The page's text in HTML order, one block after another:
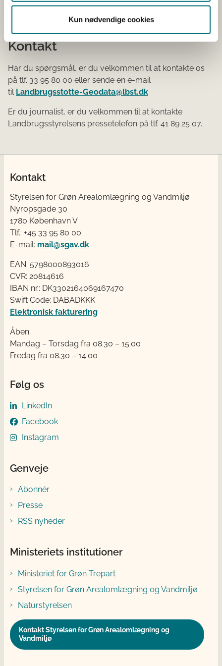
Kun nødvendige cookies
Kontakt
Har du spørgsmål, er du velkommen til at kontakte os
på tlf. 33 95 80 00 eller sende en e-mail
til Landbrugsstotte-Geodata@lbst.dk
Er du journalist, er du velkommen til at kontakte
Landbrugsstyrelsens pressetelefon på tlf. 41 89 25 07.
Kontakt
Styrelsen for Grøn Arealomlægning og Vandmiljø
Nyropsgade 30
1780 København V
Tlf.: +45 33 95 80 00
E-mail: mail@sgav.dk
EAN: 5798000893016
CVR: 20814616
IBAN nr.: DK3302164069167470
Swift Code: DABADKKK
Elektronisk fakturering
Åben:
Mandag – Torsdag fra 08.30 – 15.00
Fredag fra 08.30 – 14.00
Følg os
LinkedIn
Facebook
Instagram
Genveje
Abonnér
Presse
RSS nyheder
Ministeriets institutioner
Ministeriet for Grøn Trepart
Styrelsen for Grøn Arealomlægning og Vandmiljø
Naturstyrelsen
Kontakt Styrelsen for Grøn Arealomlægning og
Vandmiljø